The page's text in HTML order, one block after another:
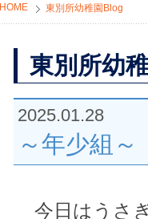
HOME 東別所幼稚園Blog
東別所幼
2025.01.28
～年少組～
今日はうさ